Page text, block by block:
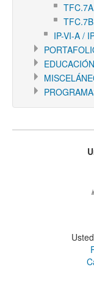
IP-VI-A /